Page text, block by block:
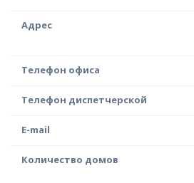
Адрес
Телефон офиса
Телефон диспетчерской
E-mail
Количество домов